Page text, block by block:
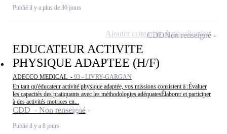
Publié il y a plus de 30 jours
EDUCATEUR ACTIVITE
PHYSIQUE ADAPTEE (H/F)
ADECCO MEDICAL - 93 - LIVRY-GARGAN
En tant qu'éducateur activité physique adaptée, vos missions consistent à :Évaluer
les capacités des pratiquants avec les méthodologies adéquatesÉlaborer et participer
à des activités motrices en...
CDD - Non renseigné
Publié il y a 8 jours
CDDNon renseigné
Ajouter cette offre à ma sélection